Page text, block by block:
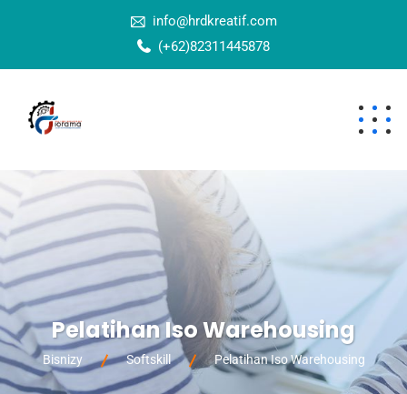
info@hrdkreatif.com
(+62)82311445878
Pelatihan Iso Warehousing
Bisnizy Softskill Pelatihan Iso Warehousing